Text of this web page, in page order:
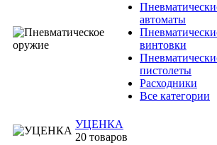
автоматы
винтовки
пистолеты
Расходники
Все категории
УЦЕНКА
20 товаров